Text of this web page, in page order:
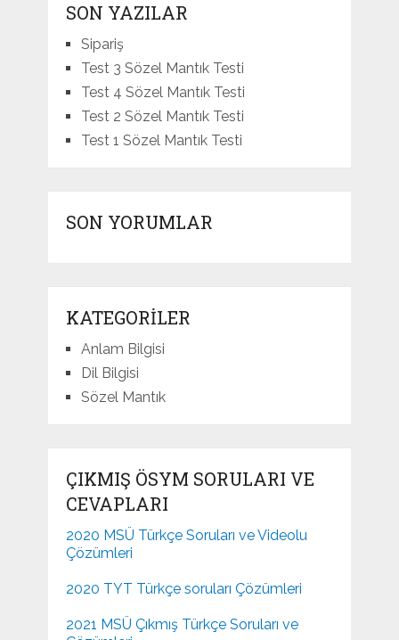
SON YAZILAR
Sipariş
Test 3 Sözel Mantık Testi
Test 4 Sözel Mantık Testi
Test 2 Sözel Mantık Testi
Test 1 Sözel Mantık Testi
SON YORUMLAR
KATEGORILER
Anlam Bilgisi
Dil Bilgisi
Sözel Mantık
ÇIKMIŞ ÖSYM SORULARI VE
CEVAPLARI
2020 MSÜ Türkçe Soruları ve Videolu
Çözümleri
2020 TYT Türkçe soruları Çözümleri
2021 MSÜ Çıkmış Türkçe Soruları ve